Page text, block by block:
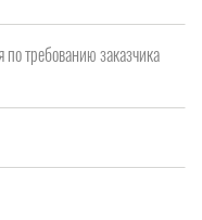
требованию заказчика